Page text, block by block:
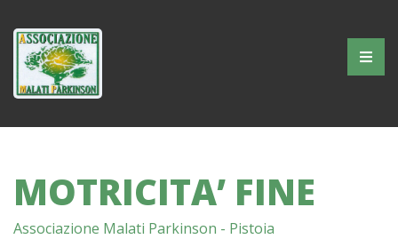
Skip
content
Associazione
Pistoia
MOTRICITA’ FINE
Associazione Malati Parkinson - Pistoia